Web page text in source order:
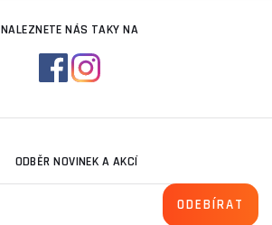
NALEZNETE NÁS TAKY NA
ODBĚR NOVINEK A AKCÍ